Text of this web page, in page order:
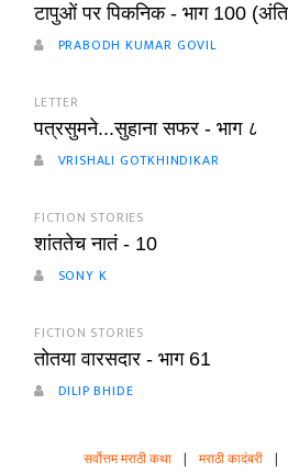
टापुओं पर पिकनिक - भाग 100
PRABODH KUMAR GOVIL
LETTER
पत्रसुमने...सुहाना सफर - भाग ८
VRISHALI GOTKHINDIKAR
FICTION STORIES
शांततेच नातं - 10
SONY K
FICTION STORIES
तोतया वारसदार - भाग 61
DILIP BHIDE
सर्वोत्तम मराठी कथा | मराठी कादंबरी |